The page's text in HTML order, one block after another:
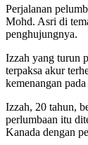
Perjalanan
Mohd. Asri di
penghujungnya.
Izzah yang turun
terpaksa akur
kemenangan
Izzah, 20 tahun,
perlumbaan itu
Kanada dengan